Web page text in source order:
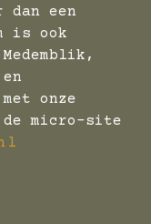
dan een
is ook
onze
micro-site